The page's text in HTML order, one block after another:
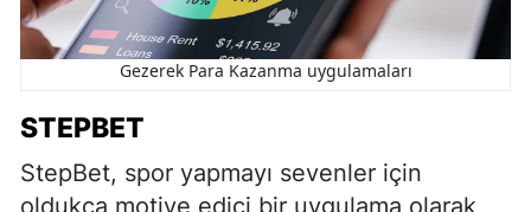
Gezerek Para Kazanma uygulamaları
STEPBET
StepBet, spor yapmayı sevenler için
oldukça motive edici bir uygulama olarak